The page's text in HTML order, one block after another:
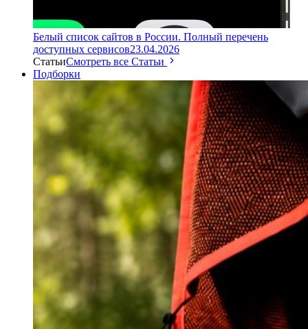
Белый список сайтов в России. Полный перечень
доступных сервисов23.04.2026
СтатьиСмотреть все Статьи
Подборки